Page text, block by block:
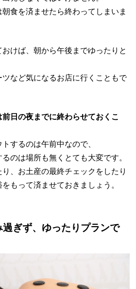
食を済ませたら終わってしまいま
けば、朝から午後までゆったりと
など気になるお店に行くこともで
日の夜までに終わらせておくこ
するのは午前中なので、
のは場所も無くとても大変です。
、お土産の最終チェックをしたり
もって済ませておきましょう。
ぎず、ゆったりプランで